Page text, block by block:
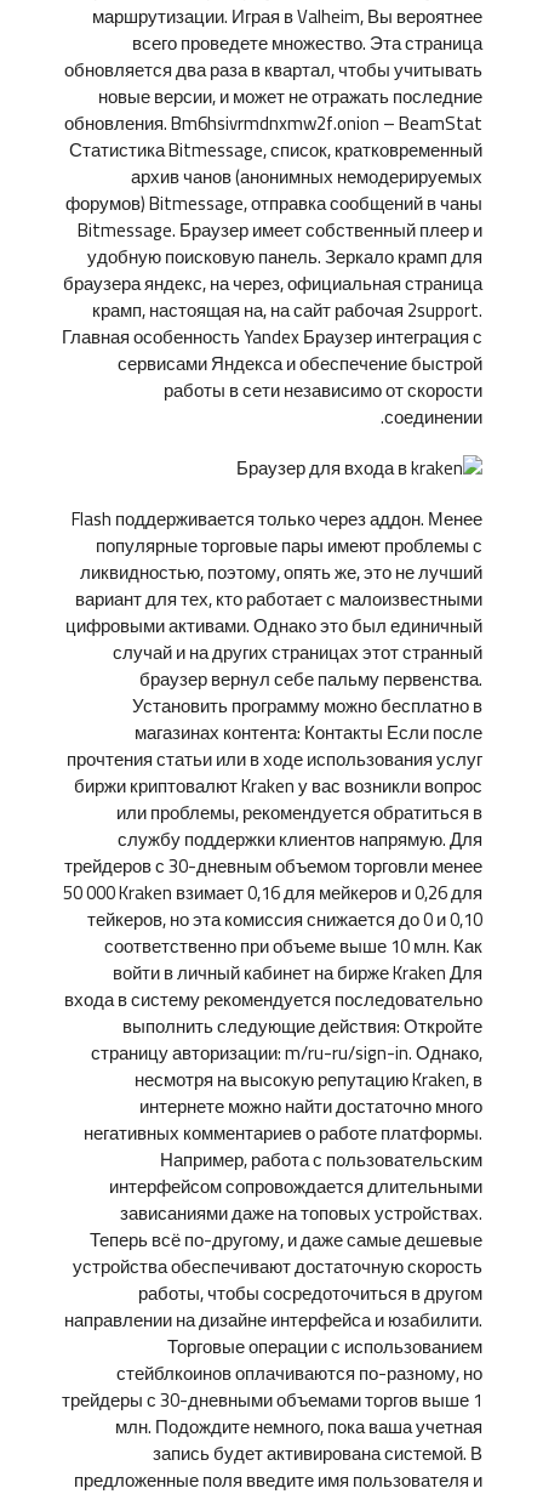
маршрутизации. Играя в Valheim, Вы вероятнее
всего проведете множество. Эта страница
обновляется два раза в квартал, чтобы учитывать
новые версии, и может не отражать последние
обновления. Bm6hsivrmdnxmw2f.onion – BeamStat
Статистика Bitmessage, список, кратковременный
архив чанов (анонимных немодерируемых
форумов) Bitmessage, отправка сообщений в чаны
Bitmessage. Браузер имеет собственный плеер и
удобную поисковую панель. Зеркало крамп для
браузера яндекс, на через, официальная страница
крамп, настоящая на, на сайт рабочая 2support.
Главная особенность Yandex Браузер интеграция с
сервисами Яндекса и обеспечение быстрой
работы в сети независимо от скорости
соединении.
Flash поддерживается только через аддон. Менее
популярные торговые пары имеют проблемы с
ликвидностью, поэтому, опять же, это не лучший
вариант для тех, кто работает с малоизвестными
цифровыми активами. Однако это был единичный
случай и на других страницах этот странный
браузер вернул себе пальму первенства.
Установить программу можно бесплатно в
магазинах контента: Контакты Если после
прочтения статьи или в ходе использования услуг
биржи криптовалют Kraken у вас возникли вопрос
или проблемы, рекомендуется обратиться в
службу поддержки клиентов напрямую. Для
трейдеров с 30-дневным объемом торговли менее
50 000 Kraken взимает 0,16 для мейкеров и 0,26 для
тейкеров, но эта комиссия снижается до 0 и 0,10
соответственно при объеме выше 10 млн. Как
войти в личный кабинет на бирже Kraken Для
входа в систему рекомендуется последовательно
выполнить следующие действия: Откройте
страницу авторизации: m/ru-ru/sign-in. Однако,
несмотря на высокую репутацию Kraken, в
интернете можно найти достаточно много
негативных комментариев о работе платформы.
Например, работа с пользовательским
интерфейсом сопровождается длительными
зависаниями даже на топовых устройствах.
Теперь всё по-другому, и даже самые дешевые
устройства обеспечивают достаточную скорость
работы, чтобы сосредоточиться в другом
направлении на дизайне интерфейса и юзабилити.
Торговые операции с использованием
стейблкоинов оплачиваются по-разному, но
трейдеры с 30-дневными объемами торгов выше 1
млн. Подождите немного, пока ваша учетная
запись будет активирована системой. В
предложенные поля введите имя пользователя и